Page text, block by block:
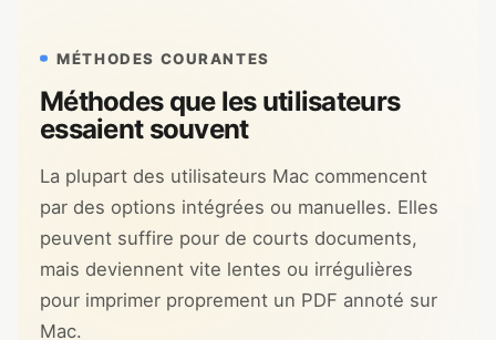
MÉTHODES COURANTES
Méthodes que les utilisateurs
essaient souvent
La plupart des utilisateurs Mac commencent
par des options intégrées ou manuelles. Elles
peuvent suffire pour de courts documents,
mais deviennent vite lentes ou irrégulières
pour imprimer proprement un PDF annoté sur
Mac.